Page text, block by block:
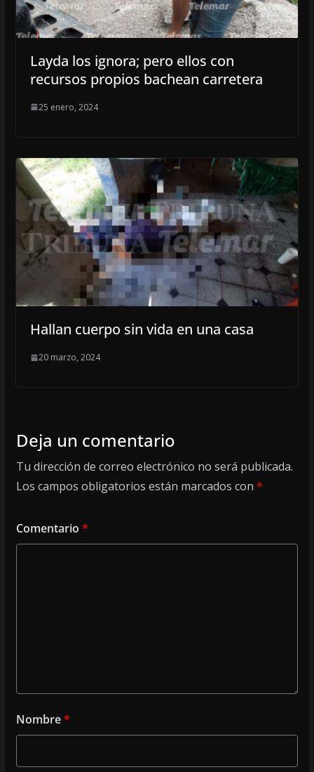
Layda los ignora; pero ellos con
recursos propios bachean carretera
25 enero, 2024
Hallan cuerpo sin vida en una casa
20 marzo, 2024
Deja un comentario
Tu dirección de correo electrónico no será publicada.
Los campos obligatorios están marcados con *
Comentario *
Nombre*